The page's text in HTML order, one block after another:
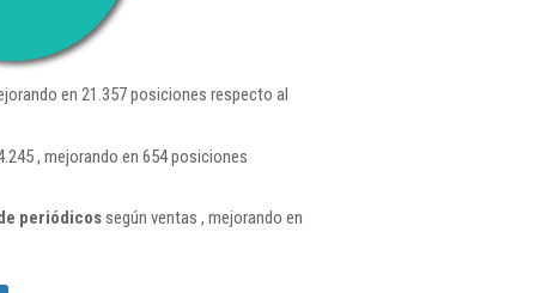
en 21.357 posiciones respecto al
, mejorando en 654 posiciones
periódicossegún ventas , mejorando en